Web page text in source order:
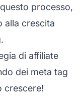
processo,
alla crescita
di affiliate
dei meta tag
crescere!